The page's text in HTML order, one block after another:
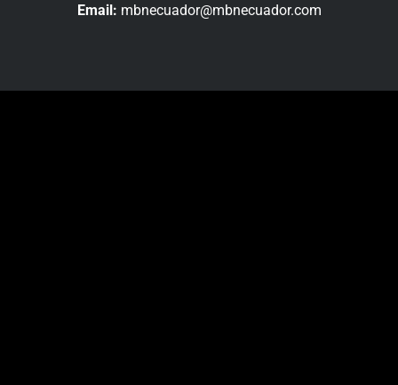
Email: mbnecuador@mbnecuador.com